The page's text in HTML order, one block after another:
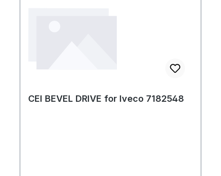
CEI BEVEL DRIVE for Iveco 7182548